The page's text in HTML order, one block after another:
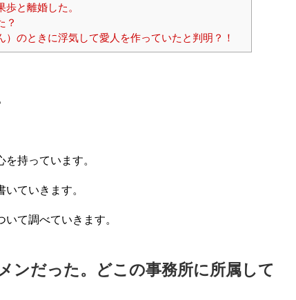
と離婚した。
？
のときに浮気して愛人を作っていたと判明？！
持っています。
ていきます。
て調べていきます。
ンだった。どこの事務所に所属して